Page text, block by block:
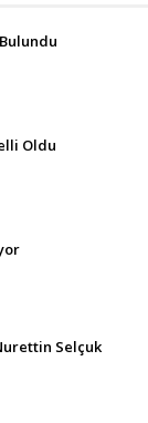
Bulundu
Oldu
Selçuk